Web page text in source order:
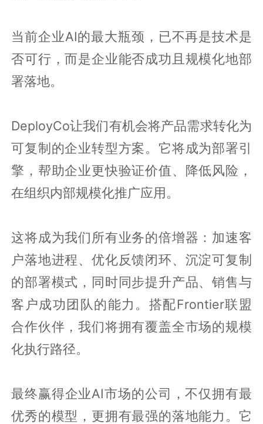
当前企业AI的最大瓶颈，已不再是技术是
否可行，而是企业能否成功且规模化地部
署落地。
DeployCo让我们有机会将产品需求转化为
可复制的企业转型方案。它将成为部署引
擎，帮助企业更快验证价值、降低风险，
在组织内部规模化推广应用。
这将成为我们所有业务的倍增器：加速客
户落地进程、优化反馈闭环、沉淀可复制
的部署模式，同时同步提升产品、销售与
客户成功团队的能力。搭配Frontier联盟
合作伙伴，我们将拥有覆盖全市场的规模
化执行路径。
最终赢得企业AI市场的公司，不仅拥有最
优秀的模型，更拥有最强的落地能力。它